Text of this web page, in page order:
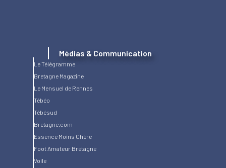
Médias & Communication
Le Télégramme
Bretagne Magazine
Le Mensuel de Rennes
Tébéo
Tébésud
Bretagne.com
Essence Moins Chère
Foot Amateur Bretagne
Voile